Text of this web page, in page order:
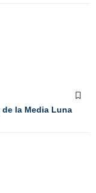
de la Media Luna